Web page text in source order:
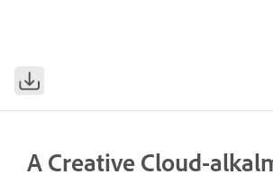
A Creative Cloud-